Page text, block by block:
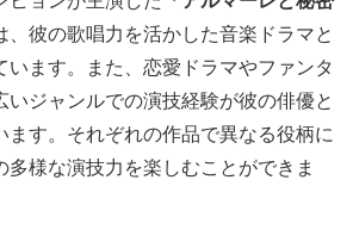
、彼の歌唱力を活かした音楽ドラマと
います。また、恋愛ドラマやファンタ
いジャンルでの演技経験が彼の俳優と
ます。それぞれの作品で異なる役柄に
多様な演技力を楽しむことができま